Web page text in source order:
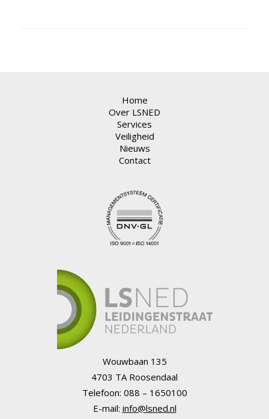
Home
Over LSNED
Services
Veiligheid
Nieuws
Contact
Wouwbaan 135
4703 TA Roosendaal
Telefoon: 088 – 1650100
E-mail: info@lsned.nl